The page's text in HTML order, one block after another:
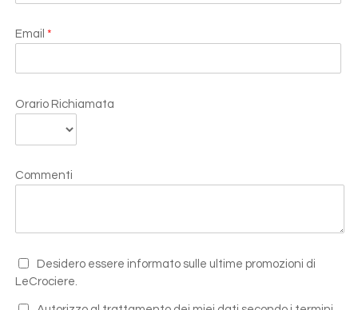
Email *
Orario Richiamata
Commenti
Desidero essere informato sulle ultime promozioni di
LeCrociere.